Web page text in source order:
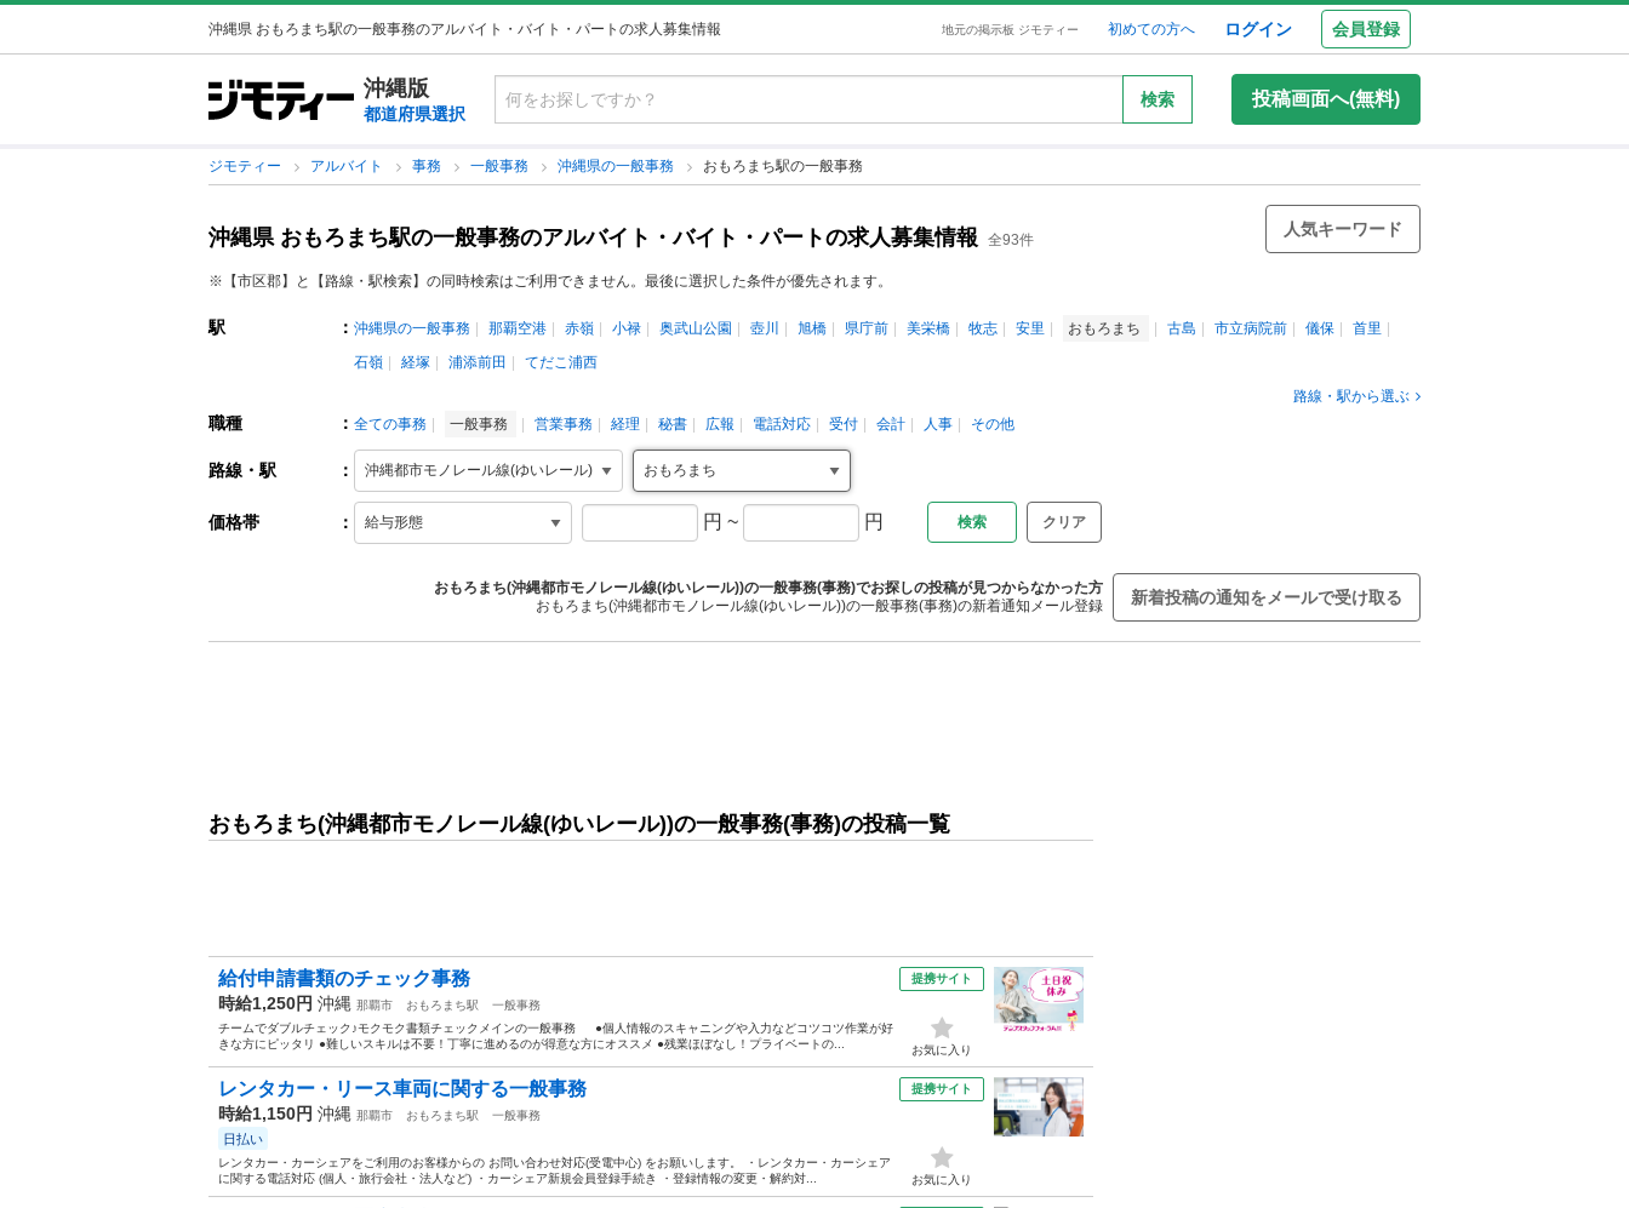
沖縄県 おもろまち駅の一般事務のアルバイト・バイト・パートの求人募集情報 地元の掲示板 ジモティー 初めての方へ ログイン 会員登録
沖縄版
都道府県選択
検索 投稿画面へ(無料)
ジモティー アルバイト 事務 一般事務 沖縄県の一般事務 おもろまち駅の一般事務
沖縄県 おもろまち駅の一般事務のアルバイト・バイト・パートの求人募集情報 全93件
人気キーワード
※【市区郡】と【路線・駅検索】の同時検索はご利用できません。最後に選択した条件が優先されます。
駅 ： 沖縄県の一般事務 那覇空港 赤嶺 小禄 奥武山公園 壺川 旭橋 県庁前 美栄橋 牧志 安里 おもろまち 古島 市立病院前 儀保
首里
石嶺
経塚 浦添前田
てだこ浦西
路線・駅から選ぶ
職種 ： 全ての事務 一般事務 営業事務 経理 秘書 広報 電話対応 受付 会計 人事 その他
路線・駅 ：
価格帯 ： 円 ~ 円 クリア
おもろまち(沖縄都市モノレール線(ゆいレール))の一般事務(事務)でお探しの投稿が見つからなかった方
おもろまち(沖縄都市モノレール線(ゆいレール))の一般事務(事務)の新着通知メール登録
新着投稿の通知をメールで受け取る
おもろまち(沖縄都市モノレール線(ゆいレール))の一般事務(事務)の投稿一覧
給付申請書類のチェック事務
時給1,250円 沖縄 那覇市 おもろまち駅
一般事務
チームでダブルチェック♪モクモク書類チェックメインの一般事務 ●個人情報のスキャニングや入力などコツコツ作業が好
きな方にピッタリ ●難しいスキルは不要！丁寧に進めるのが得意な方にオススメ ●残業ほぼなし！プライベートの...
提携サイト
お気に入り
レンタカー・リース車両に関する一般事務
時給1,150円 沖縄 那覇市 おもろまち駅 一般事務
日払い
レンタカー・カーシェアをご利用のお客様からの お問い合わせ対応(受電中心) をお願いします。 ・レンタカー・カーシェア
に関する電話対応 (個人・旅行会社・法人など) ・カーシェア新規会員登録手続き ・登録情報の変更・解約対...
提携サイト
お気に入り